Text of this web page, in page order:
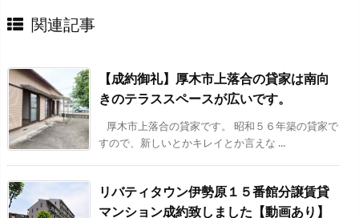
関連記事
【成約御礼】厚木市上落合の貸家は南向
きのテラススペースが広いです。
厚木市上落合の貸家です。 昭和５６年築の貸家で
すので、新しいとかキレイとか言えな ...
リバティタウン伊勢原１５番館分譲賃貸
マンション成約致しました【動画あり】